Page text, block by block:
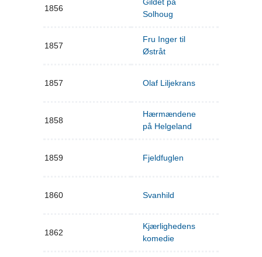
1856
Solhoug
1857
Fru Inger til
Østråt
1857 Olaf Liljekrans
1858
Hærmændene
på Helgeland
1859 Fjeldfuglen
1860 Svanhild
1862
Kjærlighedens
komedie